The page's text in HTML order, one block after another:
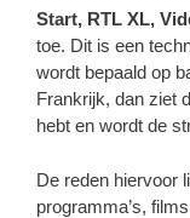
Start, RTL XL,
toe. Dit is een
wordt bepaald op
Frankrijk, dan ziet
hebt en wordt de
De reden hiervoor
programma’s,